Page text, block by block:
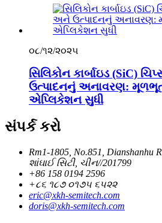
૦૮/૧૨/૨૦૨૫
સિલિકોન કાર્બાઇડ (SiC)
ઉત્પાદનનું અનાવરણ:
એપ્લિકેશન સુધી
સંપર્ક કરો
Rm1-1805, No.851, Dianshanhu
શાંઘાઈ સિટી, ચીન//201799
+86 158 0194 2596
+૮૬ ૧૮૭ ૦૧૭૫ ૬૫૨૨
eric@xkh-semitech.com
doris@xkh-semitech.com